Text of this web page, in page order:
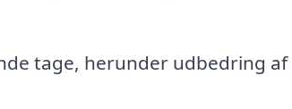
tage, herunder udbedring